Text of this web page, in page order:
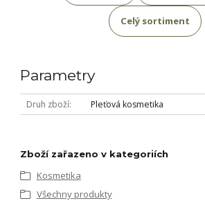
Celý sortiment
Parametry
Druh zboží Pleťová kosmetika
Zboží zařazeno v kategoriích
Kosmetika
Všechny produkty